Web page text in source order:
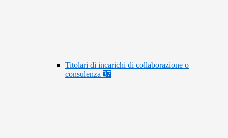
Titolari di incarichi di collaborazione o
consulenza 37